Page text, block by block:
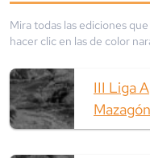
Mira todas las ediciones
hacer clic en las de color
III Liga